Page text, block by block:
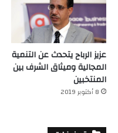
عزيز الرباح يتحدث عن التنمية
المجالية وميثاق الشرف بين
المنتخبين
8 أكتوبر 2019